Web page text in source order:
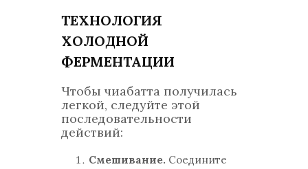
ТЕХНОЛОГИЯ
ХОЛОДНОЙ
ФЕРМЕНТАЦИИ
Чтобы чиабатта получилась
легкой, следуйте этой
последовательности
действий:
Смешивание. Соедините